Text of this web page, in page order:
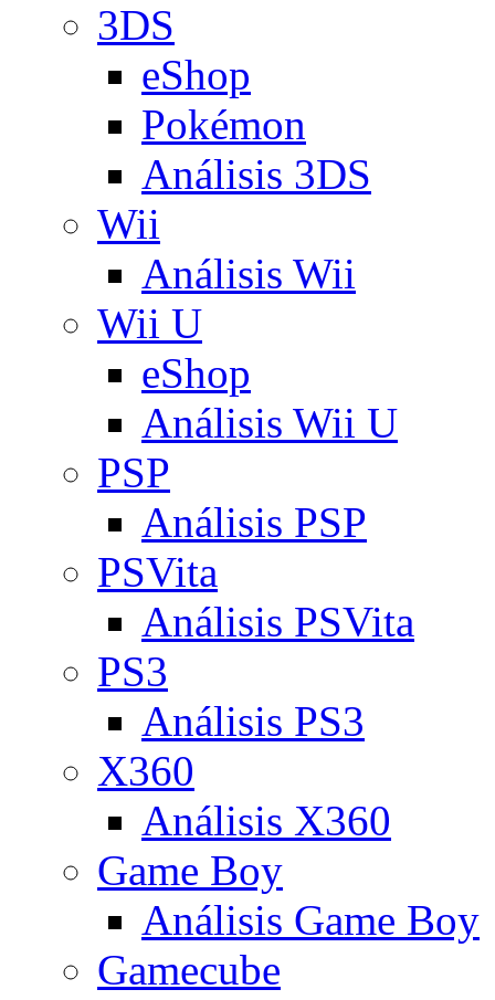
3DS
eShop
Pokémon
Análisis 3DS
Wii
Análisis Wii
Wii U
eShop
Análisis Wii U
PSP
Análisis PSP
PSVita
Análisis PSVita
PS3
Análisis PS3
X360
Análisis X360
Game Boy
Análisis Game Boy
Gamecube